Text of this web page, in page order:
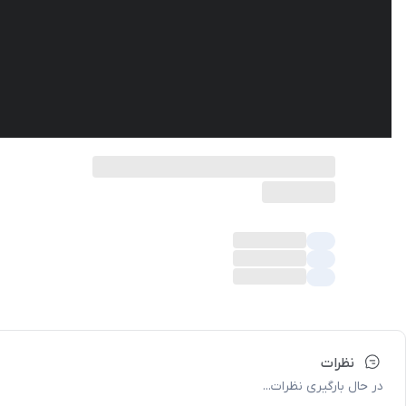
نظرات
در حال بارگیری نظرات...